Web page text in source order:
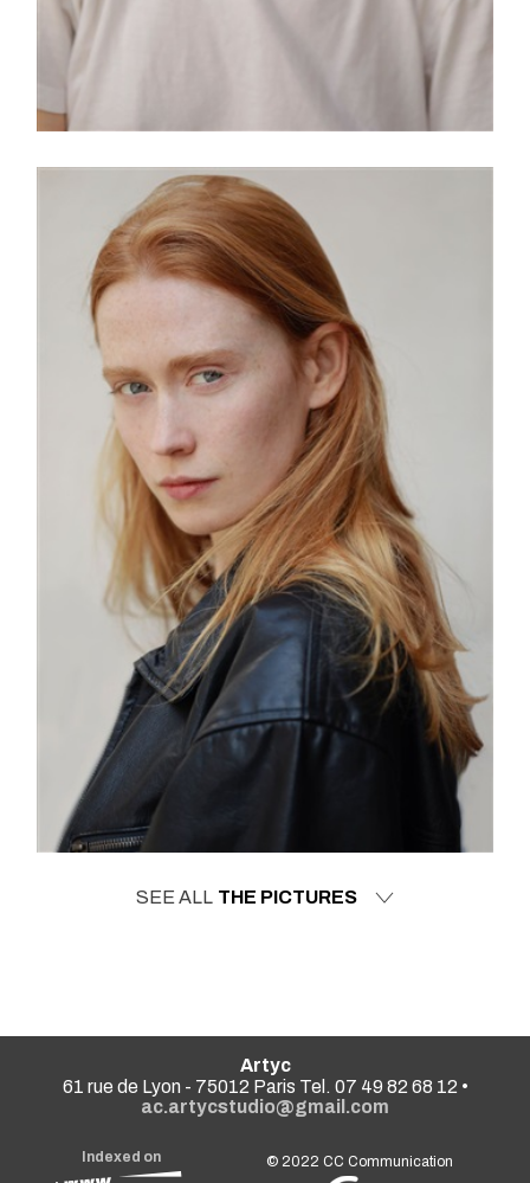
SEE ALL THE PICTURES
Artyc
61 rue de Lyon - 75012 Paris Tel. 07 49 82 68 12 •
ac.artycstudio@gmail.com
Indexed on © 2022CC Communication